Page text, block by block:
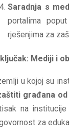
Saradnja s
portalima
rješenjima za
Mediji i
u kojoj su
građana
na
za